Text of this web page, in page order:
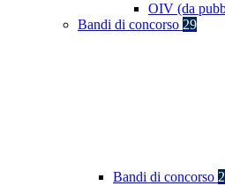
OIV (da
Bandi di concorso 29
Bandi di concorso